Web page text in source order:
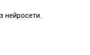
нейросети.